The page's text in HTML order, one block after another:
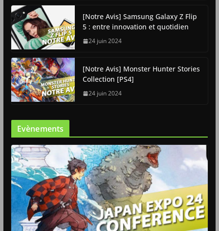
[Notre Avis] Samsung Galaxy Z Flip
5 : entre innovation et quotidien
24 juin 2024
[Notre Avis] Monster Hunter Stories
Collection [PS4]
24 juin 2024
Evènements